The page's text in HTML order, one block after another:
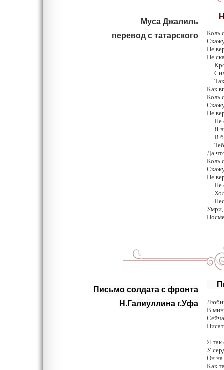
Муса Джалиль
перевод с татарского
Коль
Не
Не
Так
Как
Коль
Не
Не
Я
В
Да
Коль
Не
Не
Умри,
Письмо солдата с фронта
Н.Галиуллина г.Уфа
В
Я так
У
Он на
Как